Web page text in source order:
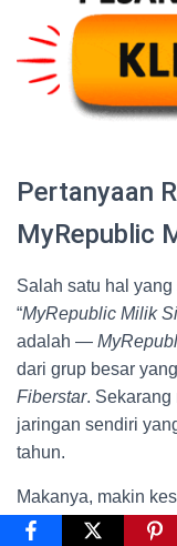
Pertanyaan
MyRepublic
Salah satu hal
“MyRepublic Milik
adalah —
dari grup besar
Fiberstar. Sekarang
jaringan sendiri
tahun.
Makanya, makin
MyRepublic